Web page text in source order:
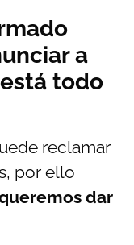
a
todo
reclamar
por ello
dar